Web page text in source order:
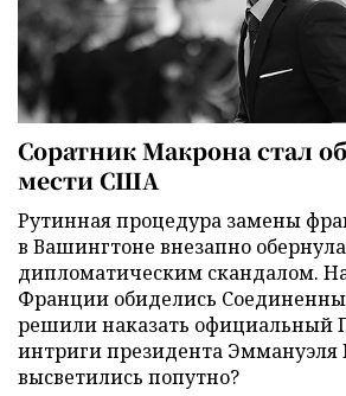
Соратник Макрона стал
мести США
Рутинная процедура замены
в Вашингтоне внезапно
дипломатическим скандалом.
Франции обиделись
решили наказать официальный
интриги президента Эммануэля
высветились попутно?